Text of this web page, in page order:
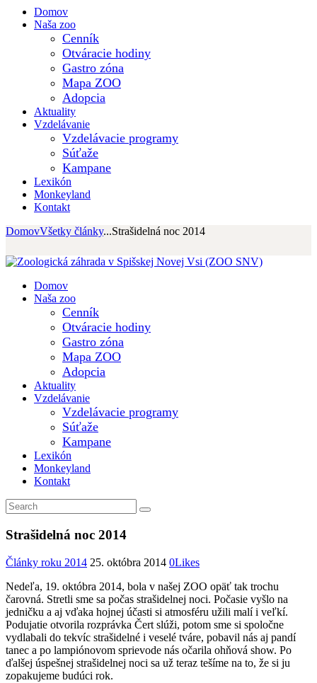
Domov
Naša zoo
Cenník
Otváracie hodiny
Gastro zóna
Mapa ZOO
Adopcia
Aktuality
Vzdelávanie
Vzdelávacie programy
Súťaže
Kampane
Lexikón
Monkeyland
Kontakt
DomovVšetky články...Strašidelná noc 2014
Domov
Naša zoo
Cenník
Otváracie hodiny
Gastro zóna
Mapa ZOO
Adopcia
Aktuality
Vzdelávanie
Vzdelávacie programy
Súťaže
Kampane
Lexikón
Monkeyland
Kontakt
Strašidelná noc 2014
Články roku 2014 25. októbra 2014 0Likes
Nedeľa, 19. októbra 2014, bola v našej ZOO opäť tak trochu
čarovná. Stretli sme sa počas strašidelnej noci. Počasie vyšlo na
jedničku a aj vďaka hojnej účasti si atmosféru užili malí i veľkí.
Podujatie otvorila rozprávka Čert slúži, potom sme si spoločne
vydlabali do tekvíc strašidelné i veselé tváre, pobavil nás aj pandí
tanec a po lampiónovom sprievode nás očarila ohňová show. Po
ďalšej úspešnej strašidelnej noci sa už teraz tešíme na to, že si ju
zopakujeme budúci rok.